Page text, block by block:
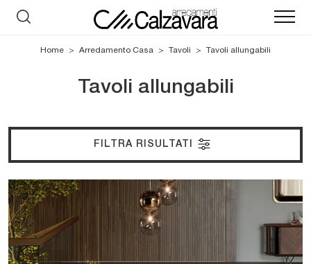
Home > Arredamento Casa > Tavoli > Tavoli allungabili
Tavoli allungabili
FILTRA RISULTATI